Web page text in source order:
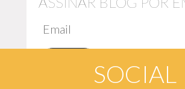
SOCIAL